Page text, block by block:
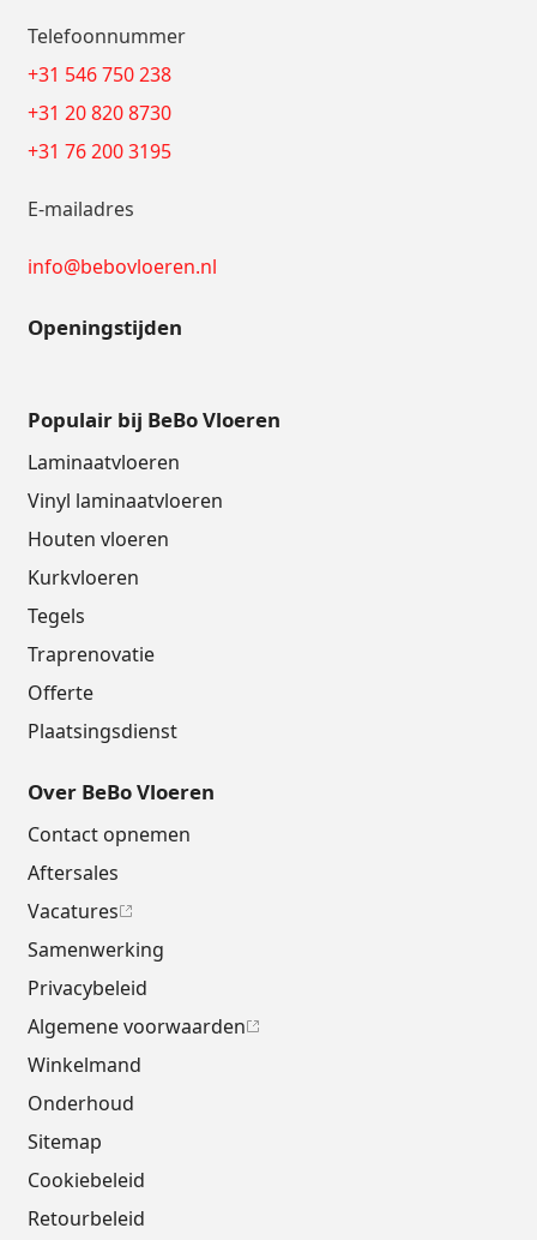
Telefoonnummer
+31 546 750 238
+31 20 820 8730
+31 76 200 3195
E-mailadres
info@bebovloeren.nl
Openingstijden
Populair bij BeBo Vloeren
Laminaatvloeren
Vinyl laminaatvloeren
Houten vloeren
Kurkvloeren
Tegels
Traprenovatie
Offerte
Plaatsingsdienst
Over BeBo Vloeren
Contact opnemen
Aftersales
Vacatures
Samenwerking
Privacybeleid
Algemene voorwaarden
Winkelmand
Onderhoud
Sitemap
Cookiebeleid
Retourbeleid